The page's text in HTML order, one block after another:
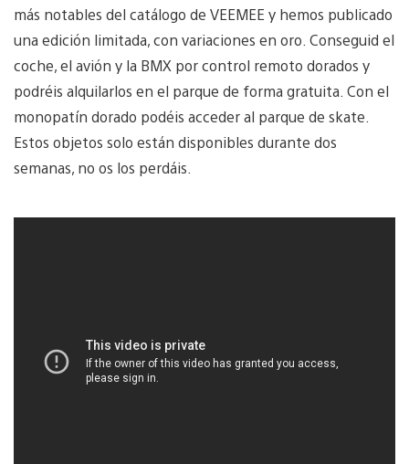
más notables del catálogo de VEEMEE y hemos publicado
una edición limitada, con variaciones en oro. Conseguid el
coche, el avión y la BMX por control remoto dorados y
podréis alquilarlos en el parque de forma gratuita. Con el
monopatín dorado podéis acceder al parque de skate.
Estos objetos solo están disponibles durante dos
semanas, no os los perdáis.